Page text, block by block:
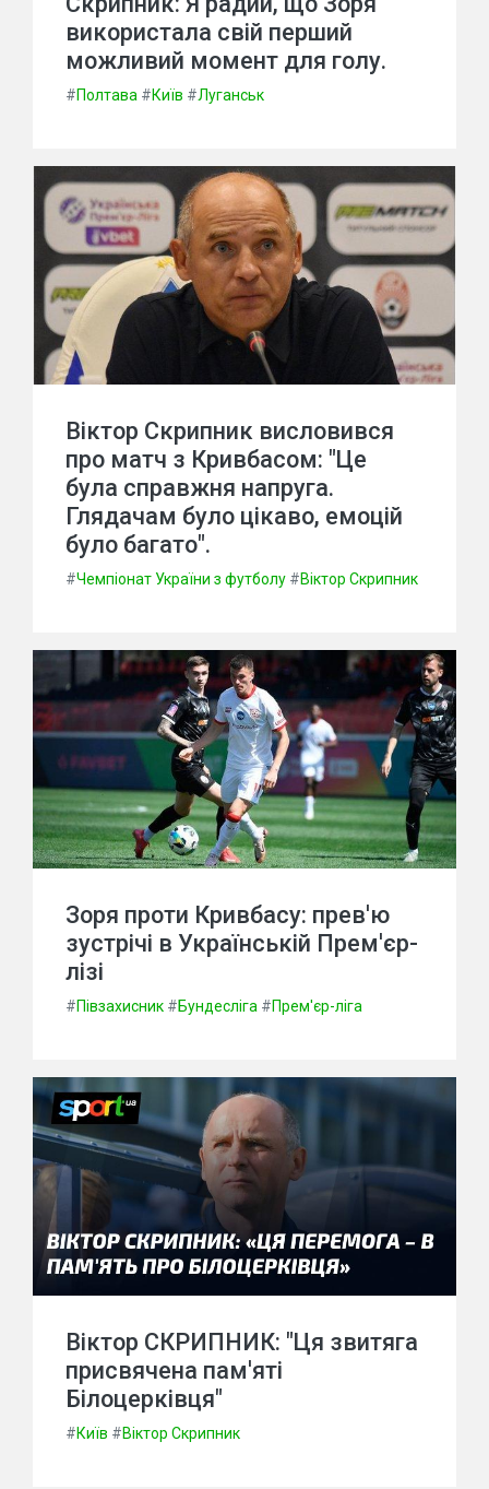
використала свій перший
можливий момент для голу.
#Полтава #Київ #Луганськ
Віктор Скрипник висловився
про матч з Кривбасом: "Це
була справжня напруга.
Глядачам було цікаво, емоцій
було багато".
#Чемпіонат України з футболу #Віктор Скрипник
Зоря проти Кривбасу: прев'ю
зустрічі в Українській Прем'єр-
лізі
#Півзахисник #Бундесліга #Прем'єр-ліга
Віктор СКРИПНИК: "Ця звитяга
присвячена пам'яті
Білоцерківця"
#Київ #Віктор Скрипник